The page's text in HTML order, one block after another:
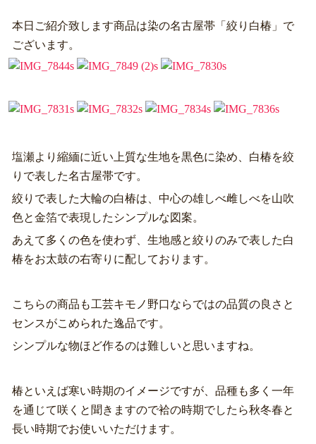
本日ご紹介致します商品は染の名古屋帯「絞り白椿」で
ございます。
塩瀬より縮緬に近い上質な生地を黒色に染め、白椿を絞
りで表した名古屋帯です。
絞りで表した大輪の白椿は、中心の雄しべ雌しべを山吹
色と金箔で表現したシンプルな図案。
あえて多くの色を使わず、生地感と絞りのみで表した白
椿をお太鼓の右寄りに配しております。
こちらの商品も工芸キモノ野口ならではの品質の良さと
センスがこめられた逸品です。
シンプルな物ほど作るのは難しいと思いますね。
椿といえば寒い時期のイメージですが、品種も多く一年
を通じて咲くと聞きますので袷の時期でしたら秋冬春と
長い時期でお使いいただけます。